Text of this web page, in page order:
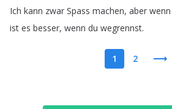
Ich kann zwar Spass machen, aber wenn
ist es besser, wenn du wegrennst.
1 2